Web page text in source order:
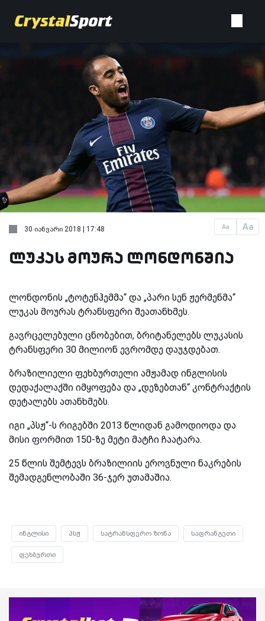
Aa Aa
30 იანვარი 2018 | 17:48
ლუკას მოურა ლონდონშია
ლონდონის „ტოტენჰემმა“ და „პარი სენ ჟერმენმა“
ლუკას მოურას ტრანსფერი შეათანხმეს.
გავრცელებული ცნობებით, ბრიტანელებს ლუკასის
ტრანსფერი 30 მილიონ ევრომდე დაუჯდებათ.
ბრაზილიელი ფეხბურთელი ამჟამად ინგლისის
დედაქალაქში იმყოფება და „დეზებთან“ კონტრაქტის
დეტალებს ათანხმებს.
იგი „პსჟ“-ს რიგებში 2013 წლიდან გამოდიოდა და
მისი ფორმით 150-ზე მეტი მატჩი ჩაატარა.
25 წლის შემტევს ბრაზილიის ეროვნული ნაკრების
შემადგენლობაში 36-ჯერ უთამაშია.
ინგლისი პსჟ სატრანსფერო ზონა საფრანგეთი
ფეხბურთი